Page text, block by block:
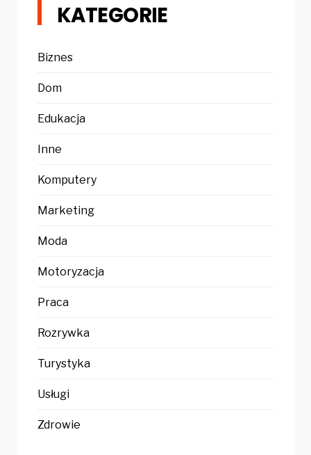
KATEGORIE
Biznes
Dom
Edukacja
Inne
Komputery
Marketing
Moda
Motoryzacja
Praca
Rozrywka
Turystyka
Usługi
Zdrowie